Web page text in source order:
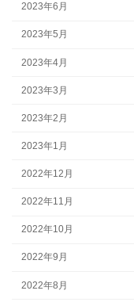
2023年6月
2023年5月
2023年4月
2023年3月
2023年2月
2023年1月
2022年12月
2022年11月
2022年10月
2022年9月
2022年8月